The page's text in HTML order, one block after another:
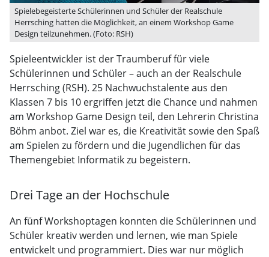
Spielebegeisterte Schülerinnen und Schüler der Realschule
Herrsching hatten die Möglichkeit, an einem Workshop Game
Design teilzunehmen. (Foto: RSH)
Spieleentwickler ist der Traumberuf für viele
Schülerinnen und Schüler – auch an der Realschule
Herrsching (RSH). 25 Nachwuchstalente aus den
Klassen 7 bis 10 ergriffen jetzt die Chance und nahmen
am Workshop Game Design teil, den Lehrerin Christina
Böhm anbot. Ziel war es, die Kreativität sowie den Spaß
am Spielen zu fördern und die Jugendlichen für das
Themengebiet Informatik zu begeistern.
Drei Tage an der Hochschule
An fünf Workshoptagen konnten die Schülerinnen und
Schüler kreativ werden und lernen, wie man Spiele
entwickelt und programmiert. Dies war nur möglich